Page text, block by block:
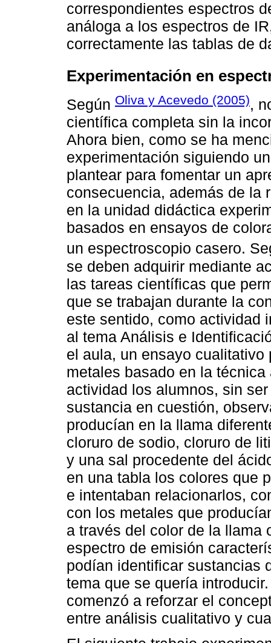
correspondientes espectros
análoga a los espectros de
correctamente las tablas de
Experimentación en
Según Oliva y Acevedo (2005),
científica completa sin la
Ahora bien, como se ha
experimentación siguiendo
plantear para fomentar un
consecuencia, además de la
en la unidad didáctica
basados en ensayos de
un espectroscopio casero.
se deben adquirir mediante
las tareas científicas que
que se trabajan durante la
este sentido, como actividad
al tema Análisis e
el aula, un ensayo
metales basado en la
actividad los alumnos, sin
sustancia en cuestión,
producían en la llama
cloruro de sodio, cloruro de
y una sal procedente del
en una tabla los colores que
e intentaban relacionarlos,
con los metales que
a través del color de la llama
espectro de emisión
podían identificar sustancias
tema que se quería
comenzó a reforzar el
entre análisis cualitativo y